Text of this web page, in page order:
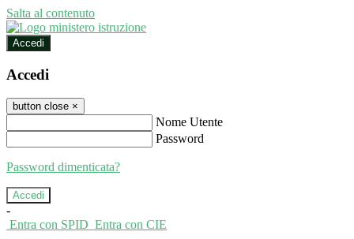
Salta al contenuto
Accedi
Accedi
button close ×
Nome Utente
Password
Password dimenticata?
-
Entra con SPID Entra con CIE